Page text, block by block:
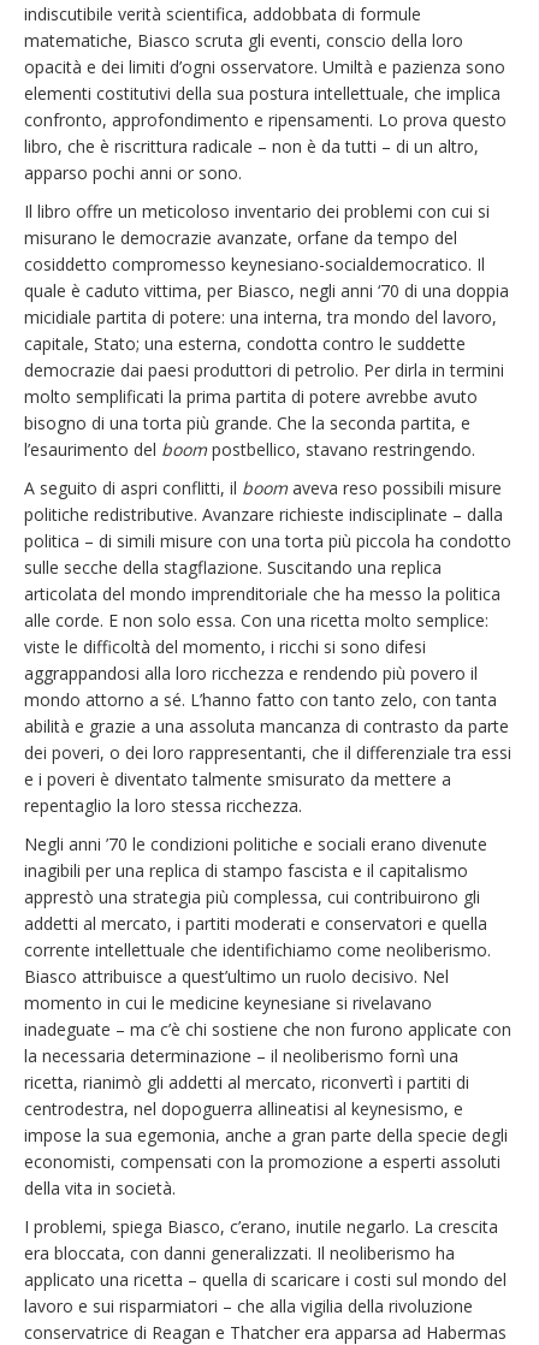
indiscutibile verità scientifica, addobbata di formule
matematiche, Biasco scruta gli eventi, conscio della loro
opacità e dei limiti d’ogni osservatore. Umiltà e pazienza sono
elementi costitutivi della sua postura intellettuale, che implica
confronto, approfondimento e ripensamenti. Lo prova questo
libro, che è riscrittura radicale – non è da tutti – di un altro,
apparso pochi anni or sono.
Il libro offre un meticoloso inventario dei problemi con cui si
misurano le democrazie avanzate, orfane da tempo del
cosiddetto compromesso keynesiano-socialdemocratico. Il
quale è caduto vittima, per Biasco, negli anni ‘70 di una doppia
micidiale partita di potere: una interna, tra mondo del lavoro,
capitale, Stato; una esterna, condotta contro le suddette
democrazie dai paesi produttori di petrolio. Per dirla in termini
molto semplificati la prima partita di potere avrebbe avuto
bisogno di una torta più grande. Che la seconda partita, e
l’esaurimento del boompostbellico, stavano restringendo.
A seguito di aspri conflitti, il boomaveva reso possibili misure
politiche redistributive. Avanzare richieste indisciplinate – dalla
politica – di simili misure con una torta più piccola ha condotto
sulle secche della stagflazione. Suscitando una replica
articolata del mondo imprenditoriale che ha messo la politica
alle corde. E non solo essa. Con una ricetta molto semplice:
viste le difficoltà del momento, i ricchi si sono difesi
aggrappandosi alla loro ricchezza e rendendo più povero il
mondo attorno a sé. L’hanno fatto con tanto zelo, con tanta
abilità e grazie a una assoluta mancanza di contrasto da parte
dei poveri, o dei loro rappresentanti, che il differenziale tra essi
e i poveri è diventato talmente smisurato da mettere a
repentaglio la loro stessa ricchezza.
Negli anni ’70 le condizioni politiche e sociali erano divenute
inagibili per una replica di stampo fascista e il capitalismo
apprestò una strategia più complessa, cui contribuirono gli
addetti al mercato, i partiti moderati e conservatori e quella
corrente intellettuale che identifichiamo come neoliberismo.
Biasco attribuisce a quest’ultimo un ruolo decisivo. Nel
momento in cui le medicine keynesiane si rivelavano
inadeguate – ma c’è chi sostiene che non furono applicate con
la necessaria determinazione – il neoliberismo fornì una
ricetta, rianimò gli addetti al mercato, riconvertì i partiti di
centrodestra, nel dopoguerra allineatisi al keynesismo, e
impose la sua egemonia, anche a gran parte della specie degli
economisti, compensati con la promozione a esperti assoluti
della vita in società.
I problemi, spiega Biasco, c’erano, inutile negarlo. La crescita
era bloccata, con danni generalizzati. Il neoliberismo ha
applicato una ricetta – quella di scaricare i costi sul mondo del
lavoro e sui risparmiatori – che alla vigilia della rivoluzione
conservatrice di Reagan e Thatcher era apparsa ad Habermas